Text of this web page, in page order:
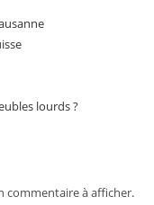
lourds ?
commentaire à afficher.